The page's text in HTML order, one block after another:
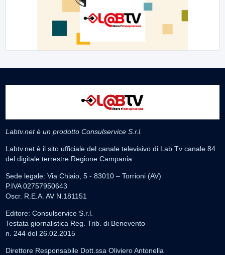
Labtv.net è un prodotto Consulservice S.r.l.
Labtv.net è il sito ufficiale del canale televisivo di Lab Tv canale 84
del digitale terrestre Regione Campania
Sede legale: Via Chiaio, 5 - 83010 – Torrioni (AV)
P.IVA 02757950643
Oscr. R.E.A. AV N.181151
Editore: Consulservice S.r.l.
Testata giornalistica Reg. Trib. di Benevento
n. 244 del 26.02.2015
Direttore Responsabile Dott.ssa Oliviero Antonella